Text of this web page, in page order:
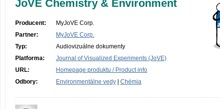
JoVE Chemistry & Environment
Producent:
MyJoVE Corp.
Partner:
MyJoVE Corp.
Typ:
Audiovizuálne dokumenty
Platforma:
Journal of Visualized Experiments (JoVE)
URL:
Homepage produktu / Product info
Odbory:
Environmentálne vedy Chémia